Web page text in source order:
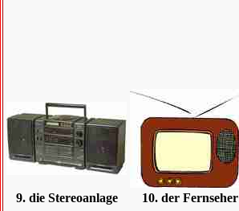
9. die Stereoanlage 10. der Fernseher